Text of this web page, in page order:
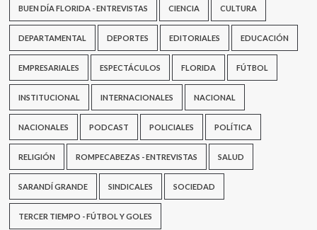
BUEN DÍA FLORIDA - ENTREVISTAS CIENCIA CULTURA
DEPARTAMENTAL DEPORTES EDITORIALES EDUCACIÓN
EMPRESARIALES ESPECTÁCULOS FLORIDA FÚTBOL
INSTITUCIONAL INTERNACIONALES NACIONAL
NACIONALES PODCAST POLICIALES POLÍTICA
RELIGIÓN ROMPECABEZAS - ENTREVISTAS SALUD
SARANDÍ GRANDE SINDICALES SOCIEDAD
TERCER TIEMPO - FÚTBOL Y GOLES